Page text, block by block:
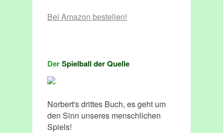
Bei Amazon bestellen!
DerSpielball der Quelle
Norbert's drittes Buch, es geht um
den Sinn unseres menschlichen
Spiels!